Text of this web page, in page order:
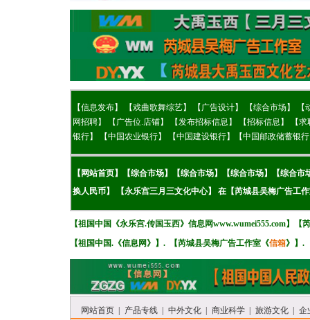
【信息发布】 【戏曲歌舞综艺】 【广告设计】 【综合市场】 【
网招聘】
【 广告位.店铺】 【发布招标信息】 【招标信息】 【求
银行】
【中国农业银行】 【中国建设银行】 【中国邮政储蓄银
【 网站首页】【综合市场】 【综合市场】 【综合市场】 【综合市
换人民币】
【永乐宫三月三文化中心】 在 【芮城县吴梅广告工
【祖国中国《永乐宫.传国玉西》 信息网www.wumei555.com】 【
【祖国中国.《信息网 》 】. 【芮城县吴梅广告工作室《信箱》 】.
网站首页 产品专线 中外文化 商业科学 旅游文化
企